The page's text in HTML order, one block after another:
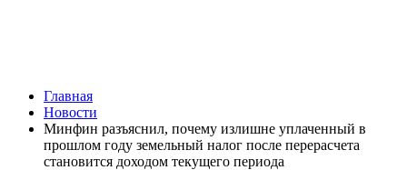
Главная
Новости
Минфин разъяснил, почему излишне уплаченный в
прошлом году земельный налог после перерасчета
становится доходом текущего периода